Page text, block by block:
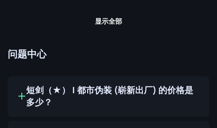
显示全部
问题中心
短剑（★） | 都市伪装 (崭新出厂) 的价格是
多少？